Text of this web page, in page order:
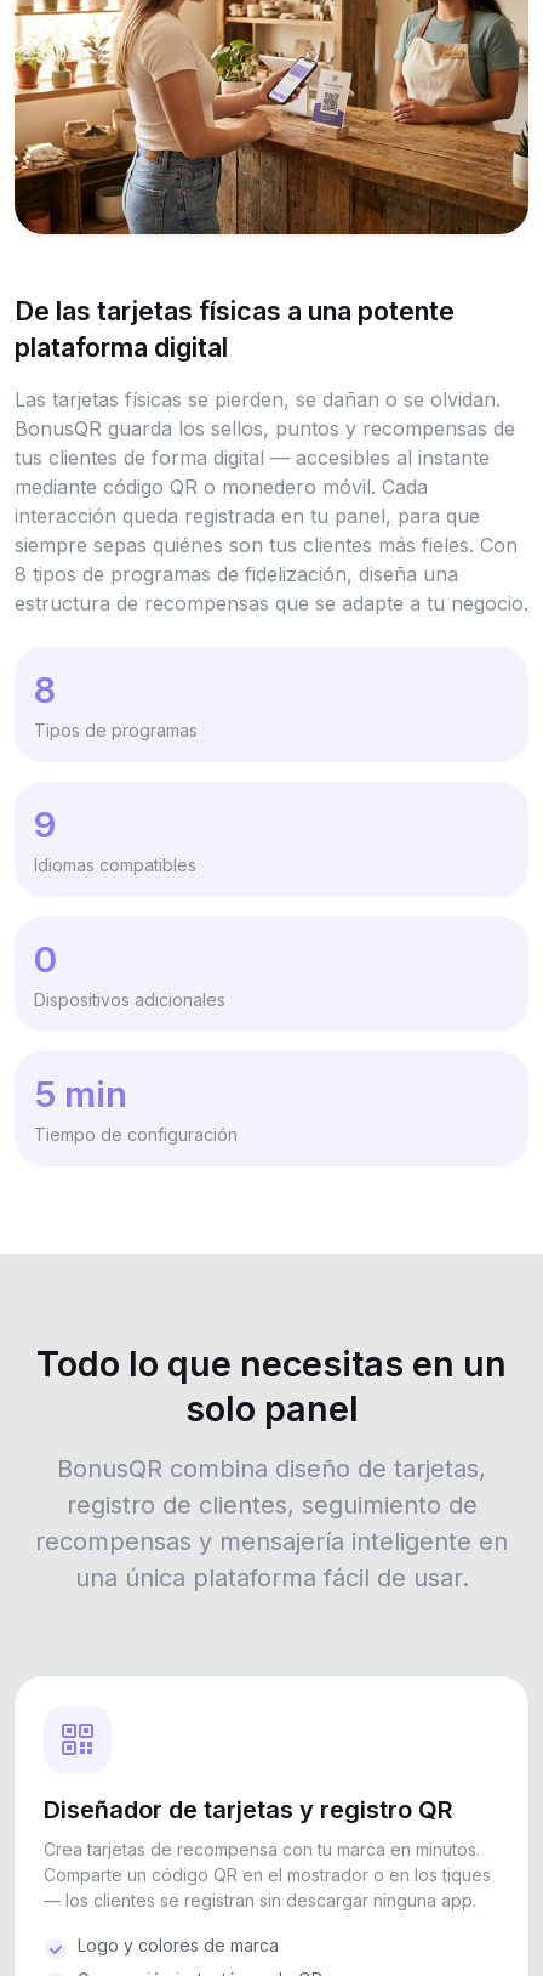
De las tarjetas físicas a una potente
plataforma digital
Las tarjetas físicas se pierden, se dañan o se olvidan.
BonusQR guarda los sellos, puntos y recompensas de
tus clientes de forma digital — accesibles al instante
mediante código QR o monedero móvil. Cada
interacción queda registrada en tu panel, para que
siempre sepas quiénes son tus clientes más fieles. Con
8 tipos de programas de fidelización, diseña una
estructura de recompensas que se adapte a tu negocio.
8
Tipos de programas
9
Idiomas compatibles
0
Dispositivos adicionales
5 min
Tiempo de configuración
Todo lo que necesitas en un
solo panel
BonusQR combina diseño de tarjetas,
registro de clientes, seguimiento de
recompensas y mensajería inteligente en
una única plataforma fácil de usar.
Diseñador de tarjetas y registro QR
Crea tarjetas de recompensa con tu marca en minutos.
Comparte un código QR en el mostrador o en los tiques
— los clientes se registran sin descargar ninguna app.
Logo y colores de marca